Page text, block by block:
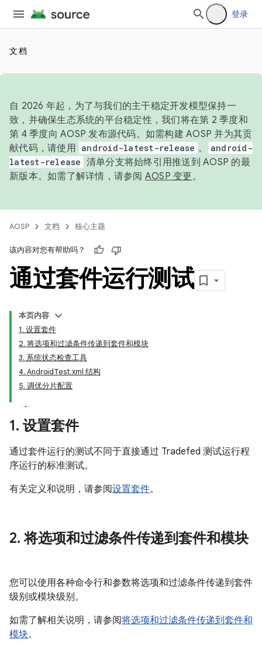
登录
文档
自 2026 年起，为了与我们的主干稳定开发模型保持一
致，并确保生态系统的平台稳定性，我们将在第 2 季度和
第 4 季度向 AOSP 发布源代码。如需构建 AOSP 并为其贡
献代码，请使用 android-latest-release 。
android-
latest-release 清单分支将始终引用推送到 AOSP 的最
新版本。如需了解详情，请参阅 AOSP 变更。
AOSP 文档 核心主题
该内容对您有帮助吗？
通过套件运行测试
本页内容
1. 设置套件
2. 将选项和过滤条件传递到套件和模块
3. 系统状态检查工具
4. AndroidTest.xml 结构
5. 调优分片配置
1. 设置套件
通过套件运行的测试不同于直接通过 Tradefed 测试运行程
序运行的标准测试。
有关定义和说明，请参阅设置套件。
2. 将选项和过滤条件传递到套件和模块
您可以使用各种命令行和参数将选项和过滤条件传递到套件
级别或模块级别。
如需了解相关说明，请参阅将选项和过滤条件传递到套件和
模块。